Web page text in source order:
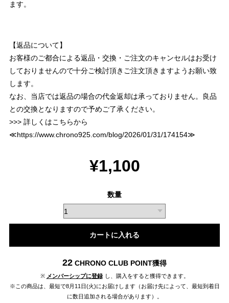
ます。
【返品について】
お客様のご都合による返品・交換・ご注文のキャンセルはお受け
しておりませんので十分ご検討頂きご注文頂きますようお願い致
します。
なお、当店では返品の場合の代金返却は承っておりません。良品
との交換となりますので予めご了承ください。
>>> 詳しくはこちらから
≪https://www.chrono925.com/blog/2026/01/31/174154≫
¥1,100
数量
カートに入れる
22 CHRONO CLUB POINT獲得
※ メンバーシップに登録 し、購入をすると獲得できます。
※この商品は、最短で8月11日(火)にお届けします（お届け先によって、最短到着日
に数日追加される場合があります）。